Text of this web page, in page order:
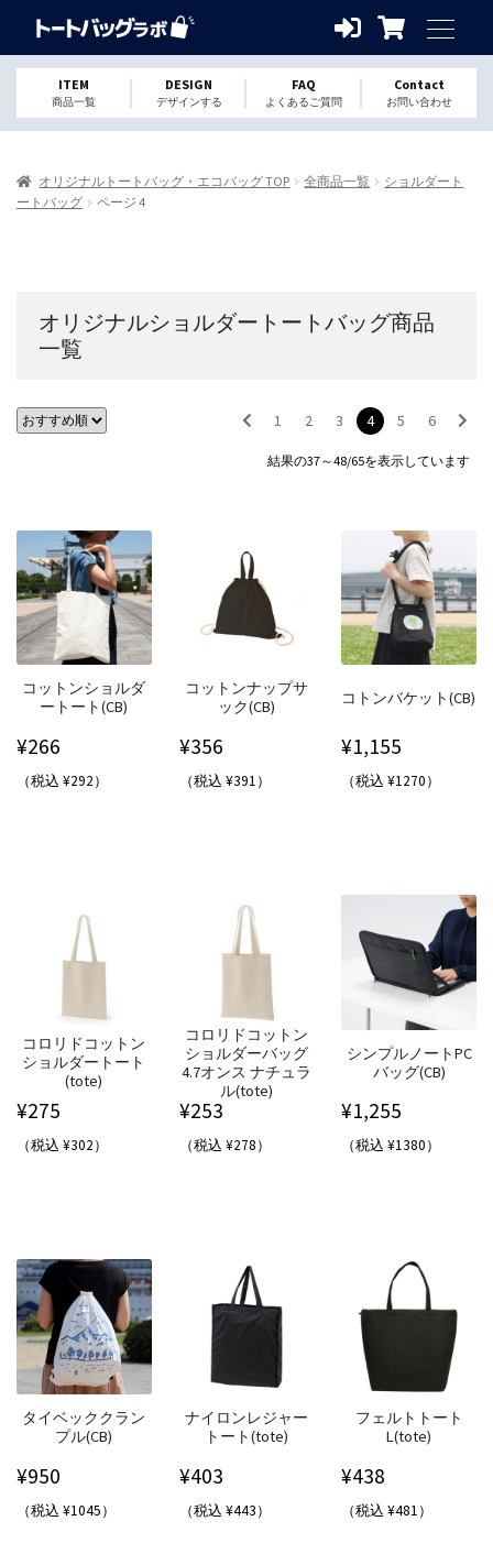
ITEM
商品一覧
DESIGN
デザインする
FAQ
よくあるご質問
Contact
お問い合わせ
オリジナルトートバッグ・エコバッグ TOP 全商品一覧
ショルダート
ートバッグ
ページ 4
オリジナルショルダートートバッグ商品
一覧
結果の37～48/65を表示しています
1 2 3 4 5 6
コットンショルダ
ートート(CB)
¥266
（税込 ¥292）
コットンナップサ
ック(CB)
¥356
（税込 ¥391）
コトンバケット(CB)
¥1,155
（税込 ¥1270）
コロリドコットン
ショルダートート
(tote)
¥275
（税込 ¥302）
コロリドコットン
ショルダーバッグ
4.7オンス ナチュラ
ル(tote)
¥253
（税込 ¥278）
シンプルノートPC
バッグ(CB)
¥1,255
（税込 ¥1380）
タイベッククラン
プル(CB)
¥950
（税込 ¥1045）
ナイロンレジャー
トート(tote)
¥403
（税込 ¥443）
フェルトトート
L(tote)
¥438
（税込 ¥481）